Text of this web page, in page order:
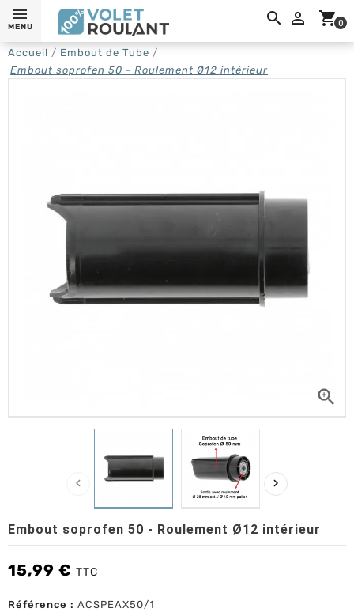
 shopping_cart0
MENU
Accueil
Embout de Tube
Embout soprofen 50 - Roulement Ø12 intérieur

 
Embout soprofen 50 - Roulement Ø12 intérieur
15,99 € TTC
Référence : ACSPEAX50/1